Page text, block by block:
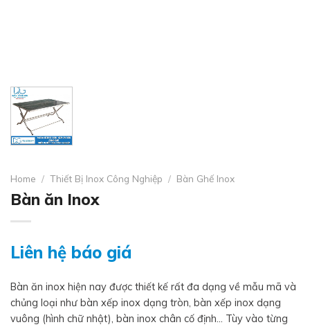
Home / Thiết Bị Inox Công Nghiệp / Bàn Ghế Inox
Bàn ăn Inox
Liên hệ báo giá
Bàn ăn inox hiện nay được thiết kế rất đa dạng về mẫu mã và
chủng loại như bàn xếp inox dạng tròn, bàn xếp inox dạng
vuông (hình chữ nhật), bàn inox chân cố định… Tùy vào từng